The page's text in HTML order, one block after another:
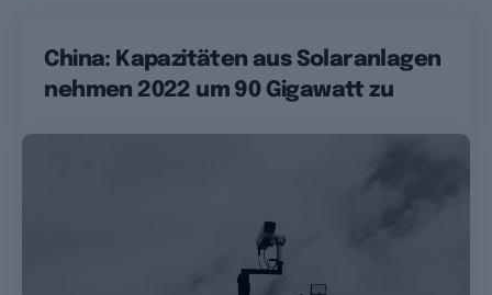
China: Kapazitäten aus Solaranlagen
nehmen 2022 um 90 Gigawatt zu